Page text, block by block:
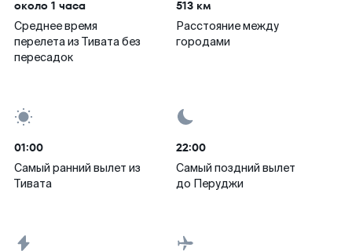
около 1 часа
Среднее время
перелета из Тивата без
пересадок
513 км
Расстояние между
городами
01:00
Самый ранний вылет из
Тивата
22:00
Самый поздний вылет
до Перуджи